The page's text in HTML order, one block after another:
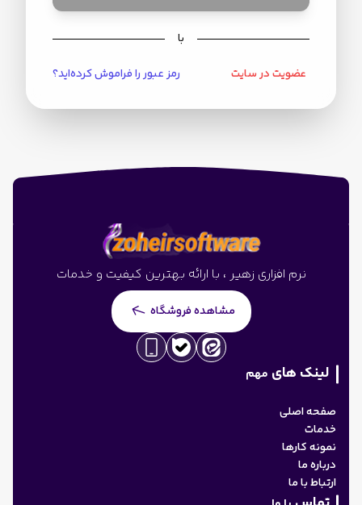
با
عضویت در سایت
رمز عبور را فراموش کرده‌اید؟
نرم افزاری زهیر ، با ارائه بهترین کیفیت و خدمات
مشاهده فروشگاه
لینک های مهم
صفحه اصلی
خدمات
نمونه کارها
درباره ما
ارتباط با ما